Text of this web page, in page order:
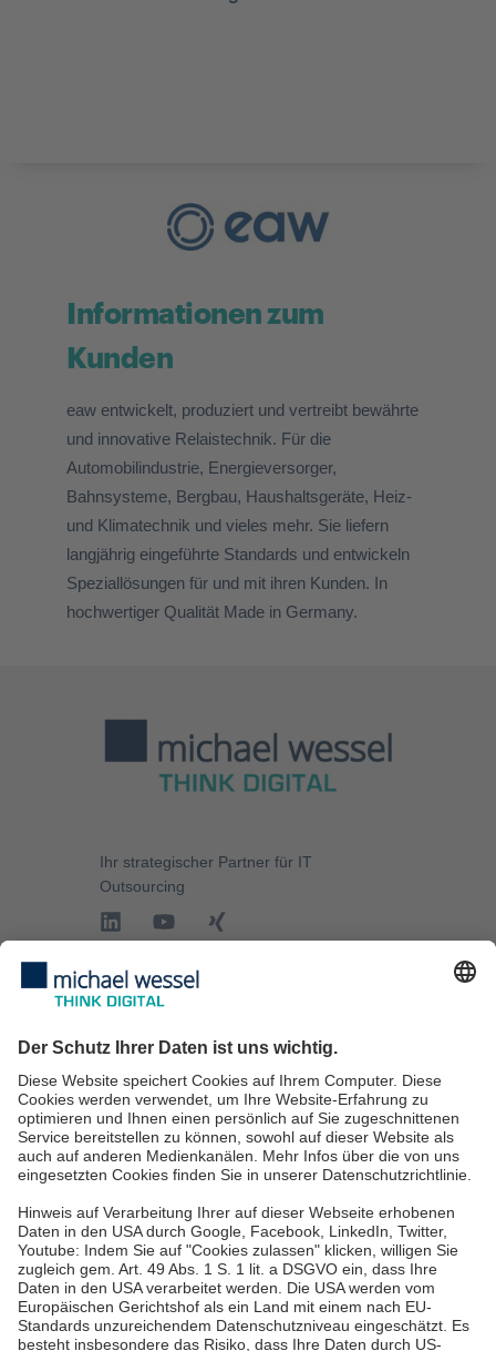
Senkung der Kosten
eaw entwickelt, produziert und vertreibt bewährte
und innova­tive Relaistechnik. Für die
und Klimatechnik und vieles mehr. Sie liefern
langjährig eingeführte Standards und entwickeln
Speziallösungen für und mit ihren Kunden. In
hochwertiger Qualität Made in Germany.
Outsourcing